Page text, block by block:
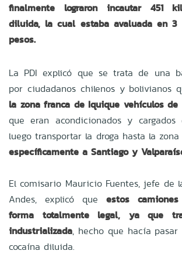
finalmente lograron incautar 451
diluida, la cual estaba avaluada en
pesos.
La PDI explicó que se trata de una
por ciudadanos chilenos y bolivianos
la zona franca de Iquique vehículos
que eran acondicionados y cargados
luego transportar la droga hasta la
específicamente a Santiago y
El comisario Mauricio Fuentes, jefe de
Andes, explicó que estos
forma totalmente legal, ya que
industrializada, hecho que hacía pasar
cocaína diluida.